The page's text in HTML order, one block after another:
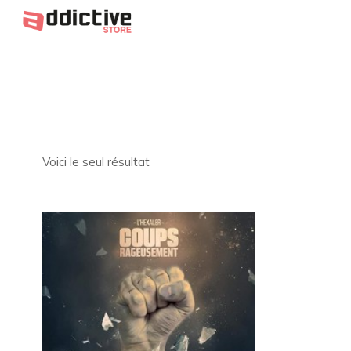
Voici le seul résultat